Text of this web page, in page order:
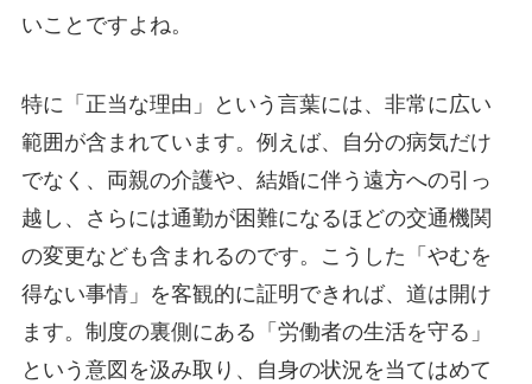
いことですよね。
特に「正当な理由」という言葉には、非常に広い
範囲が含まれています。例えば、自分の病気だけ
でなく、両親の介護や、結婚に伴う遠方への引っ
越し、さらには通勤が困難になるほどの交通機関
の変更なども含まれるのです。こうした「やむを
得ない事情」を客観的に証明できれば、道は開け
ます。制度の裏側にある「労働者の生活を守る」
という意図を汲み取り、自身の状況を当てはめて